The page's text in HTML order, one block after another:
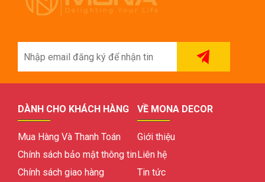
DÀNH CHO KHÁCH HÀNG
Mua Hàng Và Thanh Toán
Chính sách bảo mật thông tin
Chính sách giao hàng
VỀ MONA DECOR
Giới thiệu
Liên hệ
Tin tức